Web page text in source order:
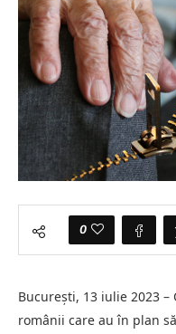
0
București, 13 iulie 2023
românii care au în plan